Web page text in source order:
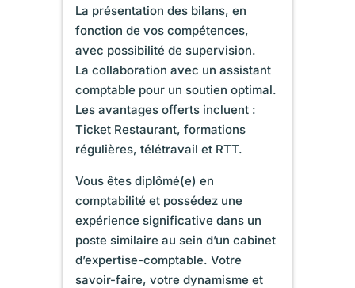
La présentation des bilans, en
fonction de vos compétences,
avec possibilité de supervision.
La collaboration avec un assistant
comptable pour un soutien optimal.
Les avantages offerts incluent :
Ticket Restaurant, formations
régulières, télétravail et RTT.
Vous êtes diplômé(e) en
comptabilité et possédez une
expérience significative dans un
poste similaire au sein d’un cabinet
d’expertise-comptable. Votre
savoir-faire, votre dynamisme et